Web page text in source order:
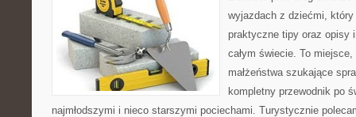
wyjazdach z dziećmi, który
praktyczne tipy oraz opisy
całym świecie. To
małżeństwa szukające
kompletny przewodnik po
najmłodszymi i nieco starszymi pociechami. Turystycznie